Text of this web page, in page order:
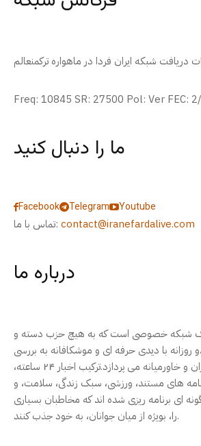
Freq: 10845 SR: 27500 Pol: Ver FEC:
ما را دنبال کنید
Facebook Telegram
Youtube
تماس با ما: contact@iranefardalive.com
درباره ما
شبکه خصوصی است که به هیچ حزب دسته و
روزانه با دیدی حرفه ای و موشکافانه به بررسی
مهمترین رویدادهای ایران و خاورمیانه می پردازد.ترکیب اخبار ۲۴ ساعته،
های مستند، ورزشی، سبک زندگی، سلامت، و
ای برنامه ریزی شده اند که مخاطبان بسیاری
را، بویژه از میان جوانان، به خود جذب کنند.